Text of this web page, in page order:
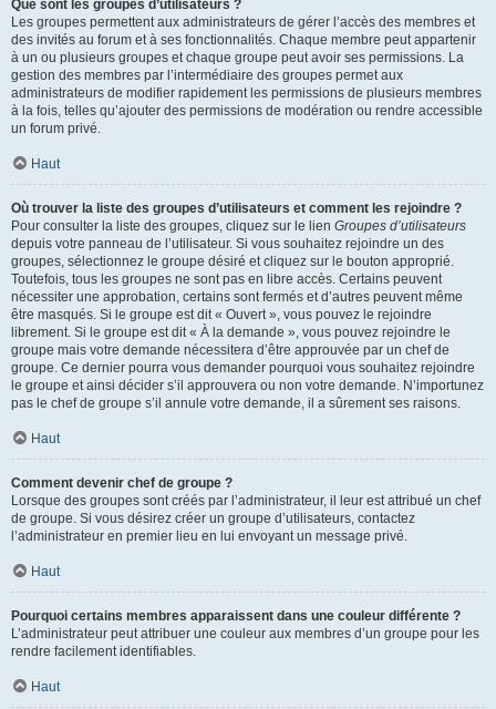
Que sont les groupes d’utilisateurs ?
Les groupes permettent aux administrateurs de gérer l’accès des membres et
des invités au forum et à ses fonctionnalités. Chaque membre peut appartenir
à un ou plusieurs groupes et chaque groupe peut avoir ses permissions. La
gestion des membres par l’intermédiaire des groupes permet aux
administrateurs de modifier rapidement les permissions de plusieurs membres
à la fois, telles qu’ajouter des permissions de modération ou rendre accessible
un forum privé.
Haut
Où trouver la liste des groupes d’utilisateurs et comment les rejoindre ?
Pour consulter la liste des groupes, cliquez sur le lien Groupes d’utilisateurs
depuis votre panneau de l’utilisateur. Si vous souhaitez rejoindre un des
groupes, sélectionnez le groupe désiré et cliquez sur le bouton approprié.
Toutefois, tous les groupes ne sont pas en libre accès. Certains peuvent
nécessiter une approbation, certains sont fermés et d’autres peuvent même
être masqués. Si le groupe est dit « Ouvert », vous pouvez le rejoindre
librement. Si le groupe est dit « À la demande », vous pouvez rejoindre le
groupe mais votre demande nécessitera d’être approuvée par un chef de
groupe. Ce dernier pourra vous demander pourquoi vous souhaitez rejoindre
le groupe et ainsi décider s’il approuvera ou non votre demande. N’importunez
pas le chef de groupe s’il annule votre demande, il a sûrement ses raisons.
Haut
Comment devenir chef de groupe ?
Lorsque des groupes sont créés par l’administrateur, il leur est attribué un chef
de groupe. Si vous désirez créer un groupe d’utilisateurs, contactez
l’administrateur en premier lieu en lui envoyant un message privé.
Haut
Pourquoi certains membres apparaissent dans une couleur différente ?
L’administrateur peut attribuer une couleur aux membres d’un groupe pour les
rendre facilement identifiables.
Haut